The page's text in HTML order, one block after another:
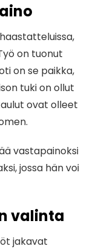
on tuonut
on se paikka,
tuki on ollut
ovat olleet
vastapainoksi
jossa hän voi
valinta
jakavat